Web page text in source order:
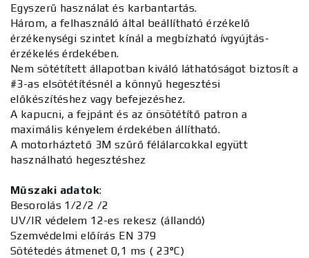
Egyszerű használat és karbantartás.
Három, a felhasználó által beállítható érzékelő
érzékenységi szintet kínál a megbízható ívgyújtás-
érzékelés érdekében.
Nem sötétített állapotban kiváló láthatóságot biztosít a
#3-as elsötétítésnél a könnyű hegesztési
előkészítéshez vagy befejezéshez.
A kapucni, a fejpánt és az önsötétítő patron a
maximális kényelem érdekében állítható.
A motorháztető 3M szűrő félálarcokkal együtt
használható hegesztéshez
Műszaki adatok:
Besorolás 1/2/2 /2
UV/IR védelem 12-es rekesz (állandó)
Szemvédelmi előírás EN 379
Sötétedés átmenet 0,1 ms ( 23°C)